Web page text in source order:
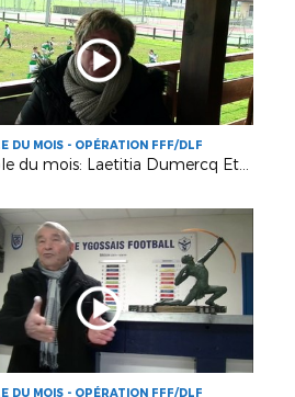
DU MOIS - OPÉRATION FFF/DLF
Bénévole du mois: Laetitia Dumercq Etcheverry
DU MOIS - OPÉRATION FFF/DLF